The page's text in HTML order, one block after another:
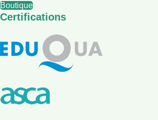
Boutique
Certifications